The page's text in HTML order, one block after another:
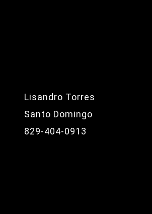
Lisandro Torres
Santo Domingo
829-404-0913